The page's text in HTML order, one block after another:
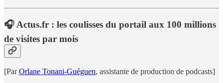
🎧 Actus.fr : les coulisses du portail aux 100 millions
de visites par mois
[ParOrlane Tonani-Guéguen, assistante de production de podcasts]